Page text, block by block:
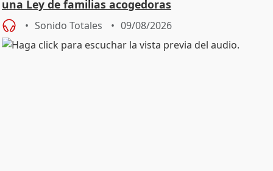
una Ley de familias acogedoras
Sonido Totales 09/08/2026